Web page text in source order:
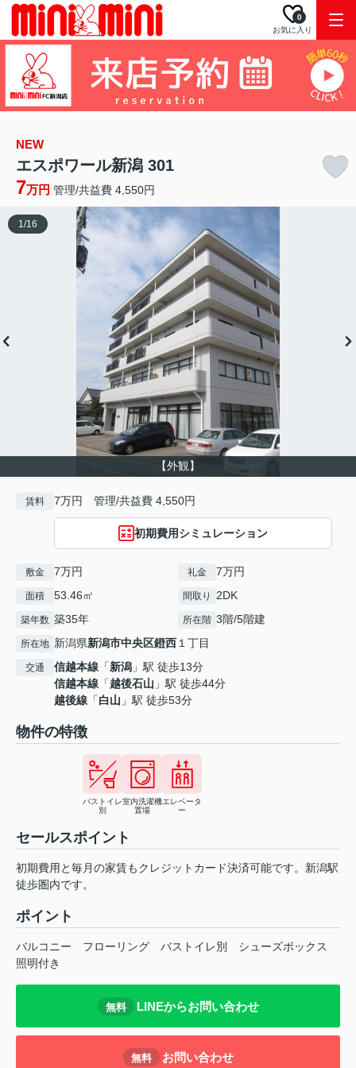
お気に入り
0
NEW
エスポワール新潟 301
7万円 管理/共益費 4,550円
【外観】
1 /16
賃料 7万円 管理/共益費 4,550円
初期費用シミュレーション
敷金 7万円 礼金 7万円
面積 53.46㎡ 間取り 2DK
築年数 築35年 所在階 3階/5階建
所在地 新潟県新潟市中央区鐙西 １丁目
交通 信越本線 「新潟 」駅 徒歩13分
信越本線 「越後石山 」駅 徒歩44分
越後線 「白山 」駅 徒歩53分
物件の特徴
バストイレ
別
室内洗濯機
置場
エレベータ
ー
セールスポイント
初期費用と毎月の家賃もクレジットカード決済可能です。新潟駅
徒歩圏内です。
ポイント
バルコニー フローリング バストイレ別
シューズボックス
照明付き
無料 LINEからお問い合わせ
無料 お問い合わせ